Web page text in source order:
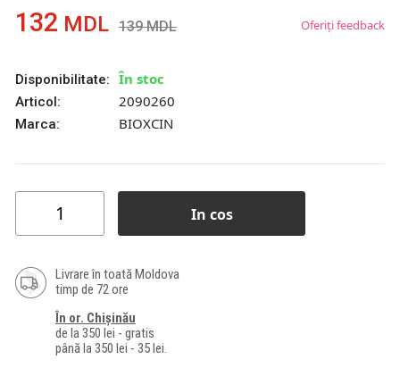
132 MDL 139MDL Oferiți feedback
Disponibilitate: În stoc
Articol: 2090260
Marca: BIOXCIN
In cos
Livrare în toată Moldova
timp de 72 ore
În or. Chișinău
de la 350 lei - gratis
până la 350 lei - 35 lei.